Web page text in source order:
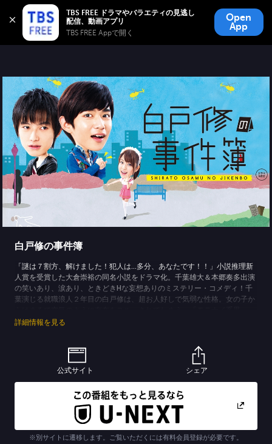
TBS FREE ドラマやバラエティの見逃し
TBS FREE Appで開く
Open
App
TBS FREE
無料見逃し配信
白戸修の事件簿
「謎は７割方、解けました！犯人は…多分、あなたです！！」小説推理新
人賞を受賞した大倉崇裕の同名小説をドラマ化。千葉雄大＆本郷奏多出演
の笑いあり、涙あり、ときどきHな妄想ありのミステリー・コメディ！千
葉演じる就職浪人２年目の白戸修は、超お人好しで気弱な性格。女の子か
子」。ところが、本郷演じる幼なじみの黒崎仁志との再会をきっかけに、
活”を優先させたいのだが、一度引き受けた事件を放っておくこともでき
ず…！？白戸を事件に巻き込む相棒となる張本人は毎回異なり、さらに張
本人自身が“ウラの顔”を持っているため、ミステリアスなストーリーが展
開される。数々の事件を経て、少しずつ成長を遂げてゆく主人公と、そん
な彼のお人良しな性格に影響を受ける周囲の人々の姿にも注目！
(C)TBS (C)大倉崇裕／双葉社
詳細情報を見る
公式サイト シェア
※別サイトに遷移します。ご覧いただくには有料会員登録が必要です。